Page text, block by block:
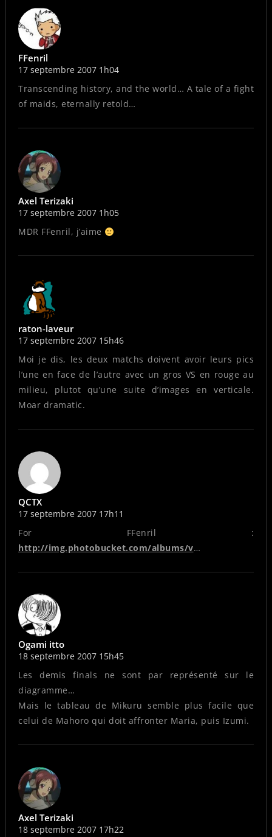
FFenril
17 septembre 2007 1h04
Transcending history, and the world… A tale of a fight
of maids, eternally retold…
Axel Terizaki
17 septembre 2007 1h05
MDR FFenril, j’aime
raton-laveur
17 septembre 2007 15h46
Moi je dis, les deux matchs doivent avoir leurs pics
l’une en face de l’autre avec un gros VS en rouge au
milieu, plutot qu’une suite d’images en verticale.
Moar dramatic.
QCTX
17 septembre 2007 17h11
For FFenril :
http://img.photobucket.com/albums/v…
Ogami itto
18 septembre 2007 15h45
Les demis finals ne sont par représenté sur le
diagramme…
Mais le tableau de Mikuru semble plus facile que
celui de Mahoro qui doit affronter Maria, puis Izumi.
Axel Terizaki
18 septembre 2007 17h22